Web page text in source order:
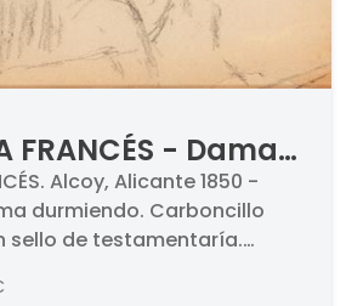
FRANCÉS - Dama
Alcoy, Alicante 1850 -
durmiendo. Carboncillo
sello de testamentaría.